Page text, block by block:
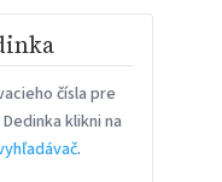
čísla pre
klikni na
.